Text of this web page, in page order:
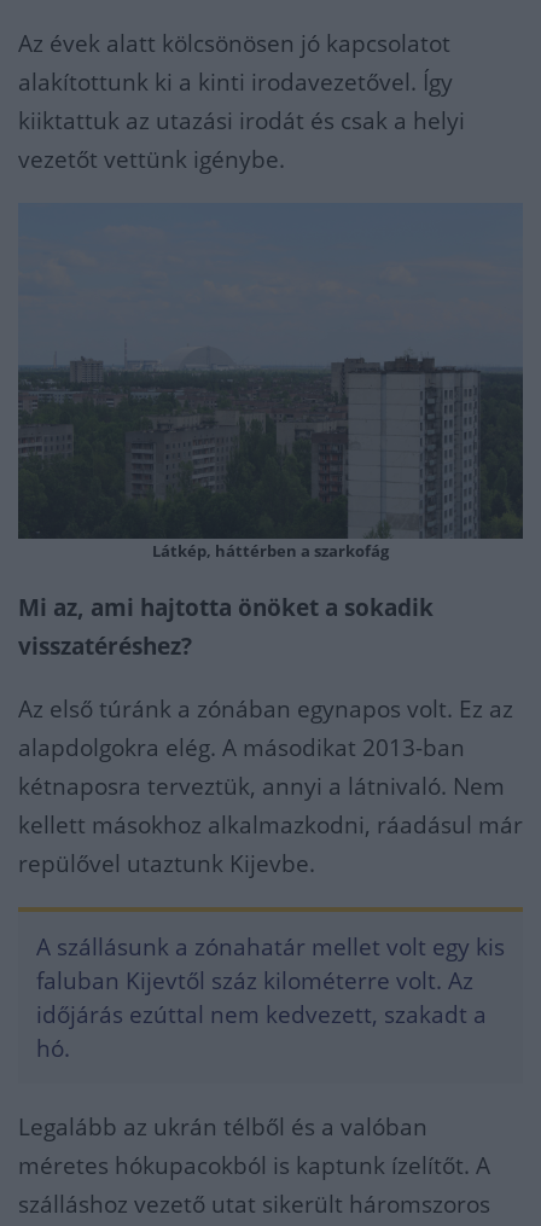
Az évek alatt kölcsönösen jó kapcsolatot
alakítottunk ki a kinti irodavezetővel. Így
kiiktattuk az utazási irodát és csak a helyi
vezetőt vettünk igénybe.
Látkép, háttérben a szarkofág
Mi az, ami hajtotta önöket a sokadik
visszatéréshez?
Az első túránk a zónában egynapos volt. Ez az
alapdolgokra elég. A másodikat 2013-ban
kétnaposra terveztük, annyi a látnivaló. Nem
kellett másokhoz alkalmazkodni, ráadásul már
repülővel utaztunk Kijevbe.
A szállásunk a zónahatár mellet volt egy kis
faluban Kijevtől száz kilométerre volt. Az
időjárás ezúttal nem kedvezett, szakadt a
hó.
Legalább az ukrán télből és a valóban
méretes hókupacokból is kaptunk ízelítőt. A
szálláshoz vezető utat sikerült háromszoros